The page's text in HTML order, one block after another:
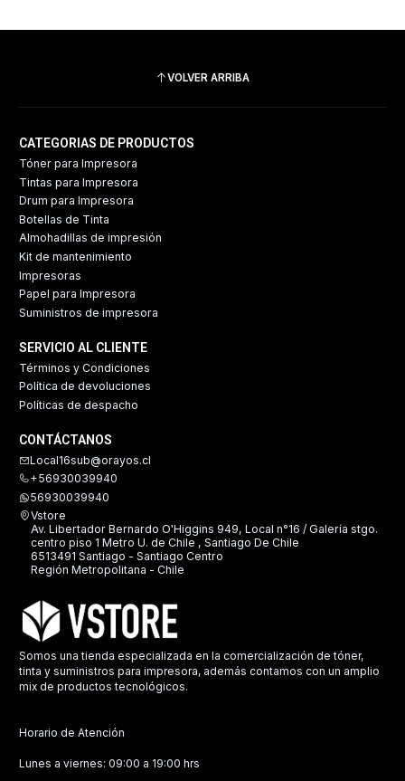
VOLVER ARRIBA
CATEGORIAS DE PRODUCTOS
Tóner para Impresora
Tintas para Impresora
Drum para Impresora
Botellas de Tinta
Almohadillas de impresión
Kit de mantenimiento
Impresoras
Papel para Impresora
Suministros de impresora
SERVICIO AL CLIENTE
Términos y Condiciones
Política de devoluciones
Políticas de despacho
CONTÁCTANOS
Local16sub@orayos.cl
+56930039940
56930039940
Vstore
Av. Libertador Bernardo O'Higgins 949, Local n°16 / Galería stgo.
centro piso 1 Metro U. de Chile , Santiago De Chile
6513491 Santiago - Santiago Centro
Región Metropolitana - Chile
Somos una tienda especializada en la comercialización de tóner,
tinta y suministros para impresora, además contamos con un amplio
mix de productos tecnológicos.
Horario de Atención
Lunes a viernes: 09:00 a 19:00 hrs